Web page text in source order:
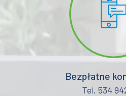
Bezpłatne
Tel. 534